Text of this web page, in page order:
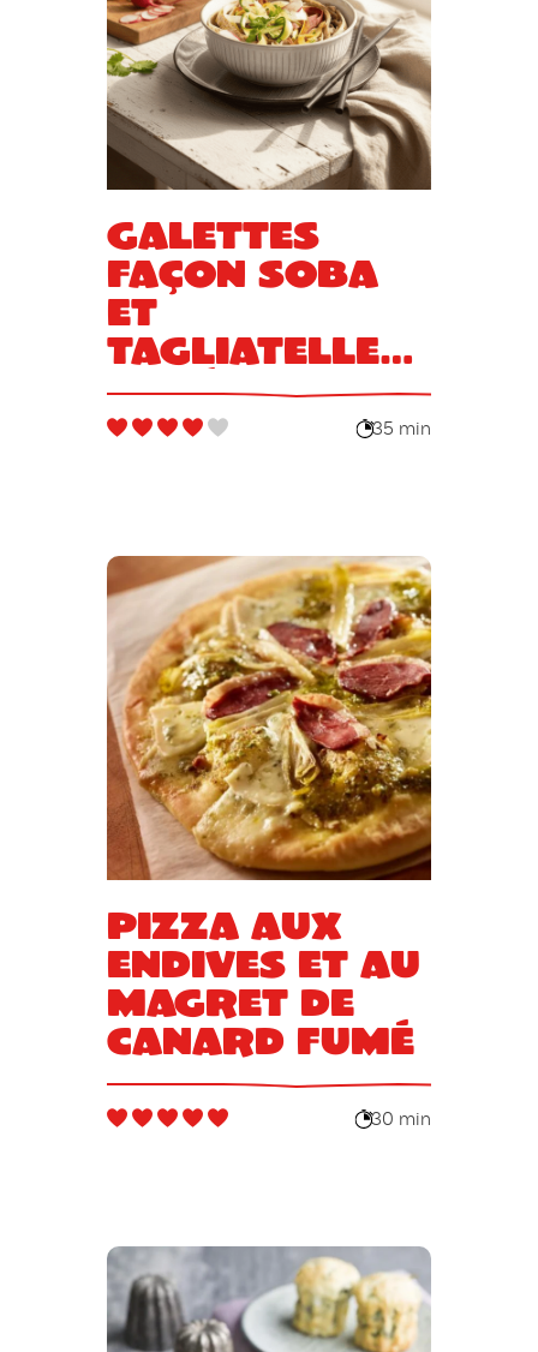
Galettes
façon soba
et
tagliatelles
de légumes
racines
35 min
Pizza aux
endives et au
magret de
canard fumé
30 min